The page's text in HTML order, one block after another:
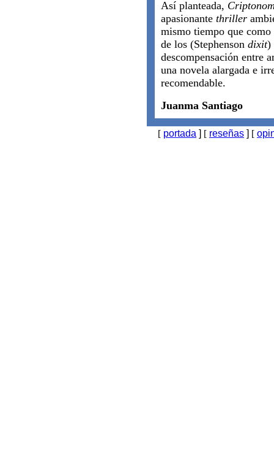
Así planteada,
apasionante thriller
mismo tiempo que
de los (Stephenson dixit)
descompensación entre
una novela alargada e
recomendable.
Juanma Santiago
[ portada ] [ reseñas ] [